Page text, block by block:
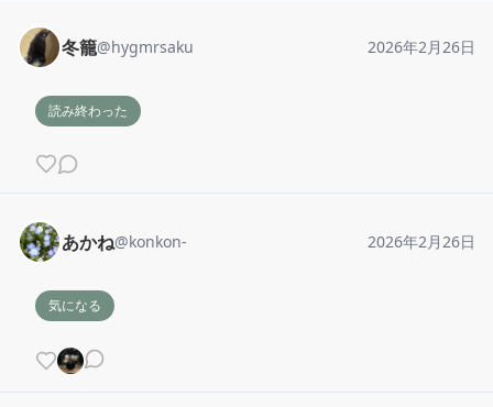
冬籠@hygmrsaku 2026年2月26日
読み終わった
あかね@konkon- 2026年2月26日
気になる